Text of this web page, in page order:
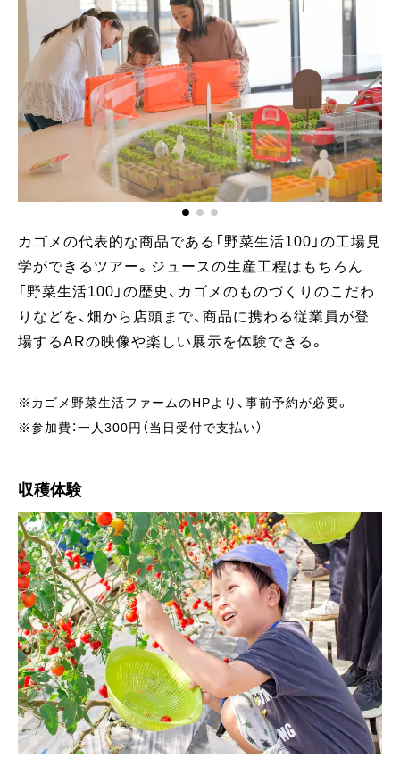
カゴメの代表的な商品である「野菜生活100」の工場見
学ができるツアー。ジュースの生産工程はもちろん
「野菜生活100」の歴史、カゴメのものづくりのこだわ
りなどを、畑から店頭まで、商品に携わる従業員が登
場するARの映像や楽しい展示を体験できる。
※カゴメ野菜生活ファームのHPより、事前予約が必要。
※参加費：一人300円（当日受付で支払い）
収穫体験